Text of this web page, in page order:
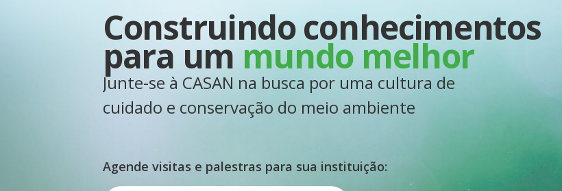
Construindo conhecimentos
para um mundo melhor
Junte-se à CASAN na busca por uma cultura de
cuidado e conservação do meio ambiente
Agende visitas e palestras para sua instituição: